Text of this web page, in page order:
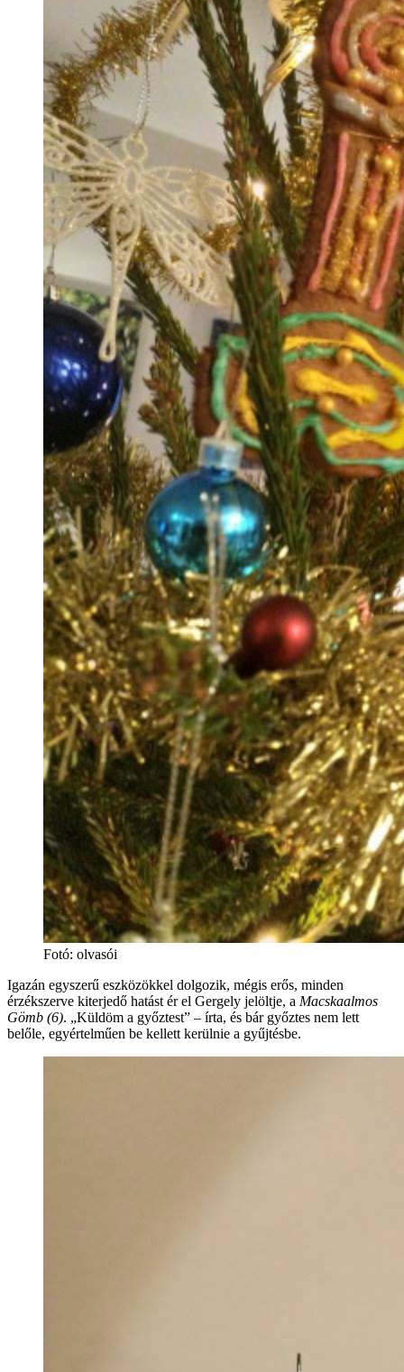
Fotó: olvasói
Igazán egyszerű eszközökkel dolgozik, mégis erős, minden
érzékszerve kiterjedő hatást ér el Gergely jelöltje, a Macskaalmos
Gömb (6). „Küldöm a győztest” – írta, és bár győztes nem lett
belőle, egyértelműen be kellett kerülnie a gyűjtésbe.